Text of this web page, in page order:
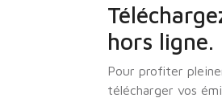
hors ligne.
Pour profiter
télécharger vos